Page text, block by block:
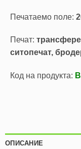
Печатаемо поле:
Печат:
ситопечат,
Код на продукта:
ОПИСАНИЕ